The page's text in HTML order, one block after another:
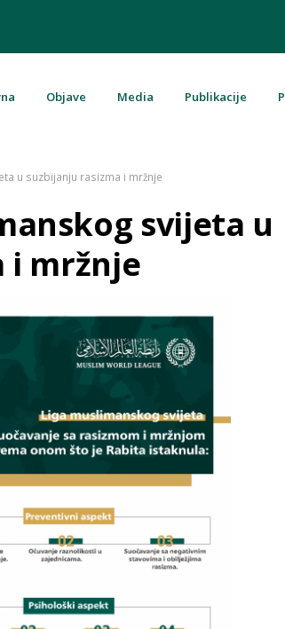
Objave Media Publikacije
u suzbijanju rasizma i mržnje
svijeta u
i mržnje